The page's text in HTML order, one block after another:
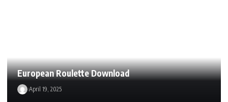
European Roulette Download
April 19, 2025